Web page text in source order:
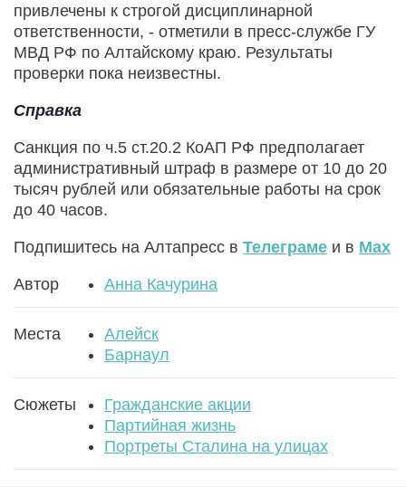
привлечены к строгой дисциплинарной
ответственности, - отметили в пресс-службе ГУ
МВД РФ по Алтайскому краю. Результаты
проверки пока неизвестны.
Справка
Санкция по ч.5 ст.20.2 КоАП РФ предполагает
административный штраф в размере от 10 до 20
тысяч рублей или обязательные работы на срок
до 40 часов.
Подпишитесь на Алтапресс в Телеграме и в Max
Автор Анна Качурина
Места
Алейск
Барнаул
Сюжеты
Гражданские акции
Партийная жизнь
Портреты Сталина на улицах